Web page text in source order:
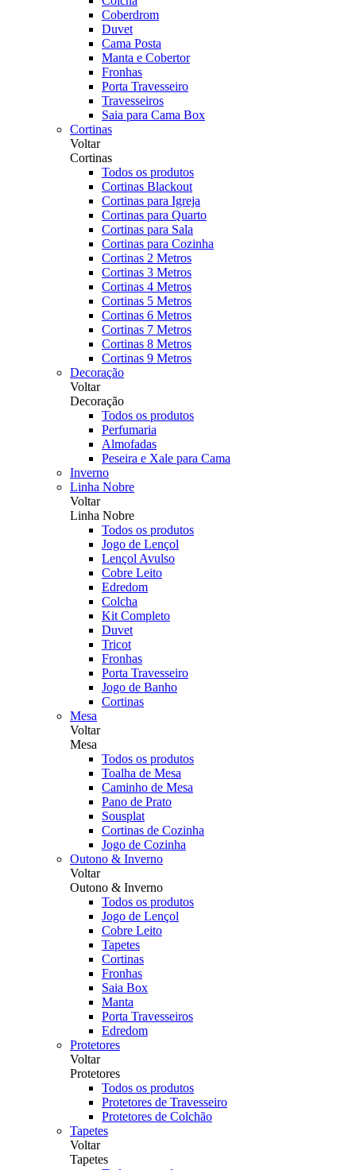
Coberdrom
Duvet
Cama Posta
Manta e Cobertor
Fronhas
Porta Travesseiro
Travesseiros
Saia para Cama Box
Cortinas
Voltar
Cortinas
Todos os produtos
Cortinas Blackout
Cortinas para Igreja
Cortinas para Quarto
Cortinas para Sala
Cortinas para Cozinha
Cortinas 2 Metros
Cortinas 3 Metros
Cortinas 4 Metros
Cortinas 5 Metros
Cortinas 6 Metros
Cortinas 7 Metros
Cortinas 8 Metros
Cortinas 9 Metros
Decoração
Voltar
Decoração
Todos os produtos
Perfumaria
Almofadas
Peseira e Xale para Cama
Inverno
Linha Nobre
Voltar
Linha Nobre
Todos os produtos
Jogo de Lençol
Lençol Avulso
Cobre Leito
Edredom
Colcha
Kit Completo
Duvet
Tricot
Fronhas
Porta Travesseiro
Jogo de Banho
Cortinas
Mesa
Voltar
Mesa
Todos os produtos
Toalha de Mesa
Caminho de Mesa
Pano de Prato
Sousplat
Cortinas de Cozinha
Jogo de Cozinha
Outono & Inverno
Voltar
Outono & Inverno
Todos os produtos
Jogo de Lençol
Cobre Leito
Tapetes
Cortinas
Fronhas
Saia Box
Manta
Porta Travesseiros
Edredom
Protetores
Voltar
Protetores
Todos os produtos
Protetores de Travesseiro
Protetores de Colchão
Tapetes
Voltar
Tapetes